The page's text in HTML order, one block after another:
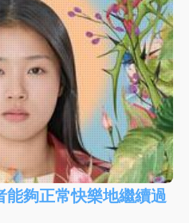
能夠正常快樂地繼續過